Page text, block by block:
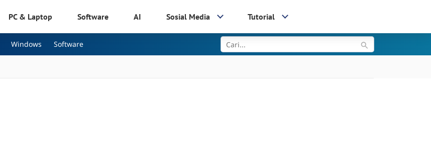
PC & Laptop Software AI Sosial Media Tutorial
Windows Software